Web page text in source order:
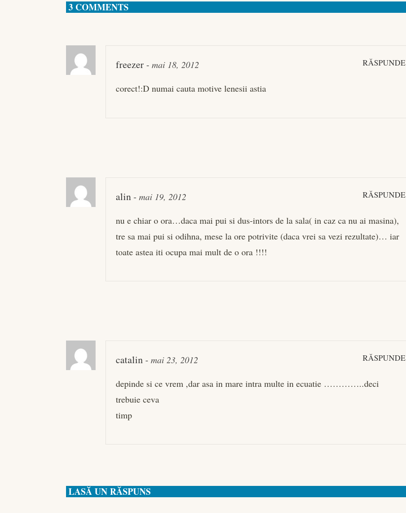
3 COMMENTS
freezer -mai 18, 2012 RĂSPUNDE
corect!:D numai cauta motive lenesii astia
alin -mai 19, 2012 RĂSPUNDE
nu e chiar o ora…daca mai pui si dus-intors de la sala( in caz ca nu ai masina),
tre sa mai pui si odihna, mese la ore potrivite (daca vrei sa vezi rezultate)… iar
toate astea iti ocupa mai mult de o ora !!!!
catalin -mai 23, 2012 RĂSPUNDE
depinde si ce vrem ,dar asa in mare intra multe in ecuatie …………..deci
trebuie ceva
timp
LASĂ UN RĂSPUNS